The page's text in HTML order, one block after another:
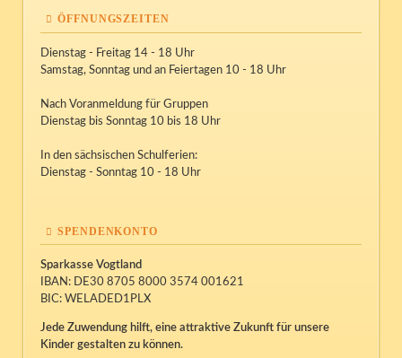
ÖFFNUNGSZEITEN
Dienstag - Freitag 14 - 18 Uhr
Samstag, Sonntag und an Feiertagen 10 - 18 Uhr
Nach Voranmeldung für Gruppen
Dienstag bis Sonntag 10 bis 18 Uhr
In den sächsischen Schulferien:
Dienstag - Sonntag 10 - 18 Uhr
SPENDENKONTO
Sparkasse Vogtland
IBAN: DE30 8705 8000 3574 001621
BIC: WELADED1PLX
Jede Zuwendung hilft, eine attraktive Zukunft für unsere
Kinder gestalten zu können.